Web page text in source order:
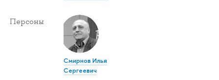
Персоны
Смирнов Илья
Сергеевич